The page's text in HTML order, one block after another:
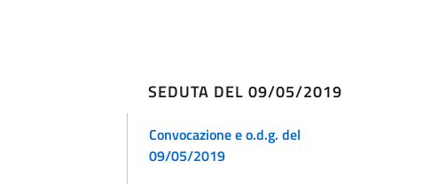
SEDUTA DEL 09/05/2019
Convocazione e o.d.g. del
09/05/2019